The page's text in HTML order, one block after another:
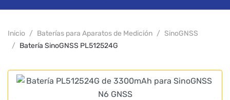
Inicio Baterías para Aparatos de Medición
SinoGNSS
Batería SinoGNSS PL512524G